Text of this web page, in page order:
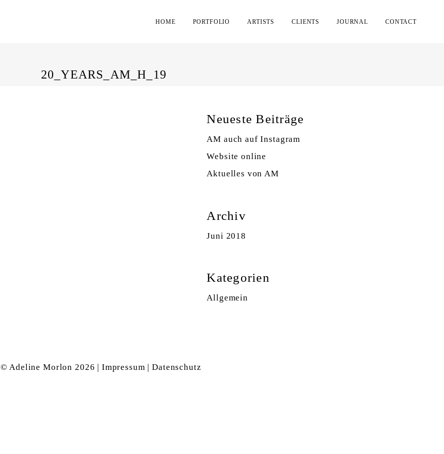
HOME PORTFOLIO ARTISTS CLIENTS JOURNAL CONTACT
20_YEARS_AM_H_19
Neueste Beiträge
AM auch auf Instagram
Website online
Aktuelles von AM
Archiv
Juni 2018
Kategorien
Allgemein
© Adeline Morlon 2026 | Impressum |Datenschutz